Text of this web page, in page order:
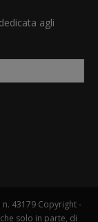
agli
43179 Copyright -
solo in parte, di